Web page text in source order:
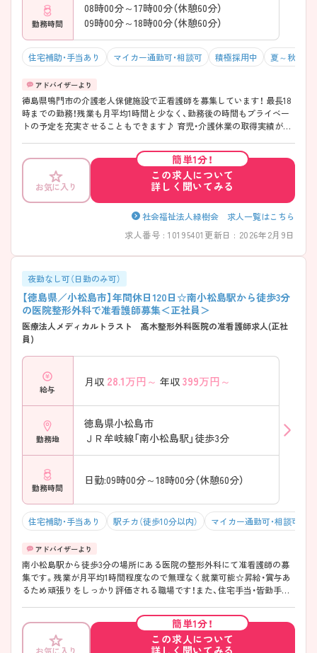
勤務時間
08時00分～17時00分（休憩60分）
09時00分～18時00分（休憩60分）
住宅補助・手当あり マイカー通勤可・相談可 積極採用中 夏～秋入職
徳島県鳴門市の介護老人保健施設で正看護師を募集しています！ 最長18
時までの勤務！残業も月平均1時間と少なく、勤務後の時間もプライベー
トの予定を充実させることもできます♪ 育児・介護休業の取得実績があ
イントです◎ ご興味のある方は、面接のポイントをお伝えしますのでご
連絡ください！
お気に入り
簡単1分！
この求人について
詳しく聞いてみる
社会福祉法人緑樹会 求人一覧はこちら
求人番号 : 10195401 更新日 : 2026年2月9日
夜勤なし可（日勤のみ可）
【徳島県／小松島市】年間休日120日☆南小松島駅から徒歩3分
の医院整形外科で准看護師募集＜正社員＞
医療法人メディカルトラスト 髙木整形外科医院の准看護師求人(正社
員)
給与
月収 28.1万円～ 年収 399万円～
勤務地
徳島県小松島市
ＪＲ牟岐線「南小松島駅」徒歩3分
勤務時間
日勤:09時00分～18時00分（休憩60分）
住宅補助・手当あり 駅チカ（徒歩10分以内） マイカー通勤可・相談可
南小松島駅から徒歩3分の場所にある医院の整形外科にて准看護師の募
集です。残業が月平均1時間程度なので無理なく就業可能☆昇給・賞与あ
るため頑張りをしっかり評価される職場です！また、住宅手当・皆勤手当
ます♪ご興味ある方は面接ポイントをお伝えしますので、お気軽にご連
絡ください。
簡単1分！
この求人について